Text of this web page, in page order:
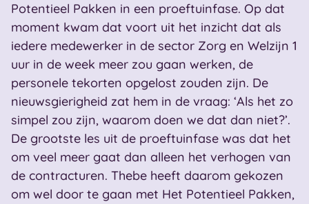
Potentieel Pakken in een proeftuinfase. Op dat
moment kwam dat voort uit het inzicht dat als
iedere medewerker in de sector Zorg en Welzijn 1
uur in de week meer zou gaan werken, de
personele tekorten opgelost zouden zijn. De
nieuwsgierigheid zat hem in de vraag: ‘Als het zo
simpel zou zijn, waarom doen we dat dan niet?’.
De grootste les uit de proeftuinfase was dat het
om veel meer gaat dan alleen het verhogen van
de contracturen. Thebe heeft daarom gekozen
om wel door te gaan met Het Potentieel Pakken,